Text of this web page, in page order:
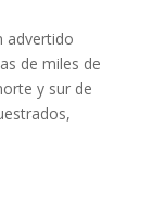
advertido
de miles de
y sur de